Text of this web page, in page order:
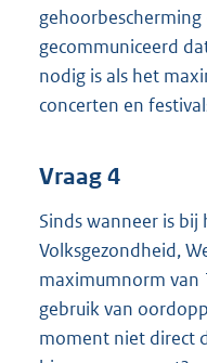
gecommuniceerd
nodig is als het
concerten en
Vraag 4
Sinds wanneer is
Volksgezondheid,
maximumnorm van
gebruik van
moment niet direct